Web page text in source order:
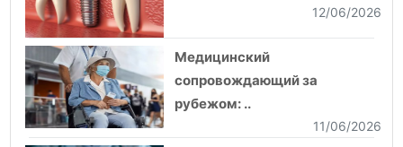
12/06/2026
Медицинский
сопровождающий за
рубежом: ..
11/06/2026